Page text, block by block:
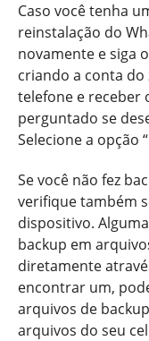
Caso você tenha
reinstalação do
novamente e siga
criando a conta
telefone e receber
perguntado se
Selecione a opção
Se você não fez
verifique também
dispositivo.
backup em
diretamente
encontrar um,
arquivos de
arquivos do seu